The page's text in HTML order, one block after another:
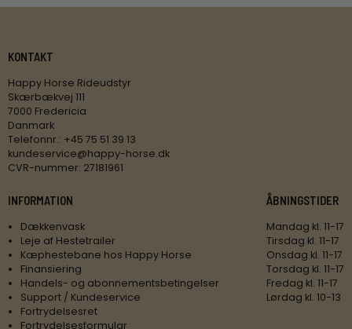
KONTAKT
Happy Horse Rideudstyr
Skærbækvej 111
7000 Fredericia
Danmark
Telefonnr.: +45 75 51 39 13
kundeservice@happy-horse.dk
CVR-nummer: 27181961
INFORMATION
Dækkenvask
Leje af Hestetrailer
Kæphestebane hos Happy Horse
Finansiering
Handels- og abonnementsbetingelser
Support / Kundeservice
Fortrydelsesret
Fortrydelsesformular
ÅBNINGSTIDER
Mandag kl. 11-17
Tirsdag kl. 11-17
Onsdag kl. 11-17
Torsdag kl. 11-17
Fredag kl. 11-17
Lørdag kl. 10-13